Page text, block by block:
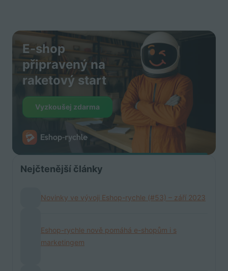
E-shop
připravený na
raketový start
Vyzkoušej zdarma
Nejčtenější články
Novinky ve vývoji Eshop-rychle (#53) – září 2023
Eshop-rychle nově pomáhá e-shopům i s
marketingem